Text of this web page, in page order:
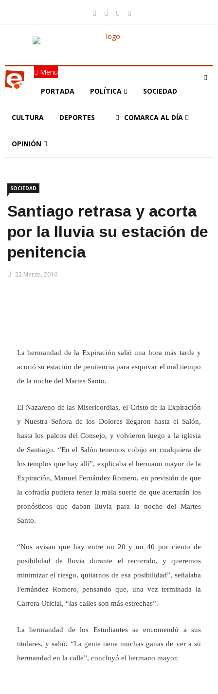
Menu
PORTADA POLÍTICA SOCIEDAD
CULTURA DEPORTES COMARCA AL DÍA
OPINIÓN
SOCIEDAD
Santiago retrasa y acorta
por la lluvia su estación de
penitencia
22 Marzo, 2016
La hermandad de la Expiración salió una hora más tarde y
acortó su estación de penitencia para esquivar el mal tiempo
de la noche del Martes Santo.
El Nazareno de las Misericordias, el Cristo de la Expiración
y Nuestra Señora de los Dolores llegaron hasta el Salón,
hasta los palcos del Consejo, y volvieron luego a la iglesia
de Santiago. “En el Salón tenemos cobijo en cualquiera de
los templos que hay allí”, explicaba el hermano mayor de la
Expiración, Manuel Fernández Romero, en previsión de que
la cofradía pudiera tener la mala suerte de que acertarán los
pronósticos que daban lluvia para la noche del Martes
Santo.
“Nos avisan que hay entre un 20 y un 40 por ciento de
posibilidad de lluvia durante el recorrido, y queremos
minimizar el riesgo, quitarnos de esa posibilidad”, señalaba
Fernández Romero, pensando que, una vez terminada la
Carrera Oficial, “las calles son más estrechas”.
La hermandad de los Estudiantes se encomendó a sus
titulares, y salió. “La gente tiene muchas ganas de ver a su
hermandad en la calle”, concluyó el hermano mayor.